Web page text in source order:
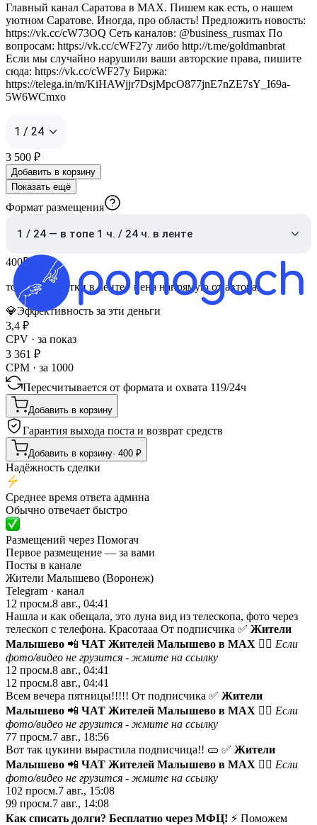
Главный канал Саратова в MAX. Пишем как есть, о нашем
уютном Саратове. Иногда, про область! Предложить новость:
https://vk.cc/cW73OQ Сеть каналов: @business_rusmax По
вопросам: https://vk.cc/cWF27y либо http://t.me/goldmanbrat
Если мы случайно нарушили ваши авторские права, пишите
сюда: https://vk.cc/cWF27y Биржа:
https://telega.in/m/KiHAWjjr7DsjMpcO877jnE7nZE7sY_I69a-
5W6WCmxo
1 / 24
3 500 ₽
Добавить в корзину
Показать ещё
Формат размещения
1 / 24 — в топе 1 ч. / 24 ч. в ленте
400₽
топ 1 час · сутки в ленте· цена напрямую от автора
💎Эффективность за эти деньги
3,4 ₽
CPV · за показ
3 361 ₽
CPM · за 1000
Пересчитывается от формата и охвата 119/24ч
Добавить в корзину
Гарантия выхода поста и возврат средств
Добавить в корзину· 400 ₽
Надёжность сделки
Среднее время ответа админа
Обычно отвечает быстро
Размещений через Помогач
Первое размещение — за вами
Посты в канале
Жители Малышево (Воронеж)
Telegram · канал
12 просм.8 авг., 04:41
Нашла и как обещала, это луна вид из телескопа, фото через
телескоп с телефона. Красотааа От подписчика ✅ Жители
Малышево 📲 ЧАТ Жителей Малышево в МАХ 😵‍💫 Если
фото/видео не грузится - жмите на ссылку
12 просм.8 авг., 04:41
12 просм.8 авг., 04:41
Всем вечера пятницы!!!!! От подписчика ✅ Жители
Малышево 📲 ЧАТ Жителей Малышево в МАХ 😵‍💫 Если
фото/видео не грузится - жмите на ссылку
77 просм.7 авг., 18:56
Вот так цукини вырастила подписчица!! 🥒 ✅ Жители
Малышево 📲 ЧАТ Жителей Малышево в МАХ 😵‍💫 Если
фото/видео не грузится - жмите на ссылку
102 просм.7 авг., 15:08
99 просм.7 авг., 14:08
Как списать долги? Бесплатно через МФЦ! ⚡ Поможем